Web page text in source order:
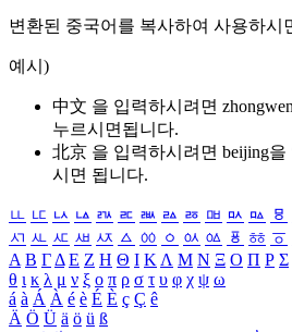
변환된 중국어를 복사하여 사용하시
예시)
中文 을 입력하시려면
누르시면됩니다.
北京 을 입력하시려면 beijing을
시면 됩니다.
ㅥ ㅦ ㅧ ㅨ ㅩ ㅪ ㅫ ㅬ ㅭ ㅮ ㅯ ㅰ ㅱ
ㅺ ㅻ ㅼ ㅽ ㅾ ㅿ ㆀ ㆁ ㆂ ㆃ ㆄ ㆅ ㆆ
Α Β ΓΔ Ε Ζ Η Θ Ι ΚΛ Μ Ν Ξ Ο Π Ρ Σ
θ ι κ λ μ ν ξ ο π ρ σ τ υ φ χ ψ ω
á à Á À é è É È ç Ç ê
Ä Ö Ü ä ö ü ß